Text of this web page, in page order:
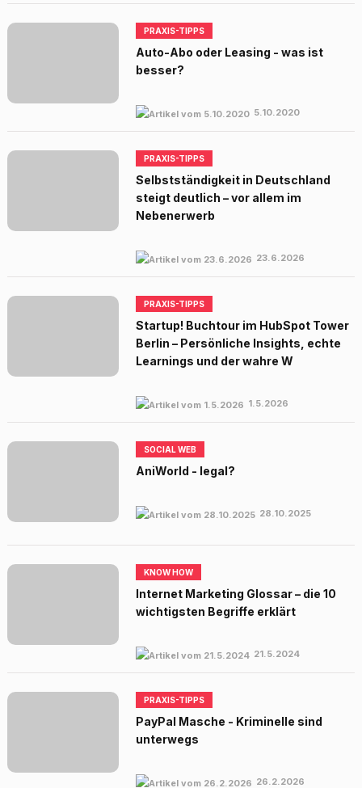
PRAXIS-TIPPS
Auto-Abo oder Leasing - was ist
besser?
5.10.2020
PRAXIS-TIPPS
Selbstständigkeit in Deutschland
steigt deutlich – vor allem im
Nebenerwerb
23.6.2026
PRAXIS-TIPPS
Startup! Buchtour im HubSpot Tower
Berlin – Persönliche Insights, echte
Learnings und der wahre W
1.5.2026
SOCIAL WEB
AniWorld - legal?
28.10.2025
KNOW HOW
Internet Marketing Glossar – die 10
wichtigsten Begriffe erklärt
21.5.2024
PRAXIS-TIPPS
PayPal Masche - Kriminelle sind
unterwegs
26.2.2026